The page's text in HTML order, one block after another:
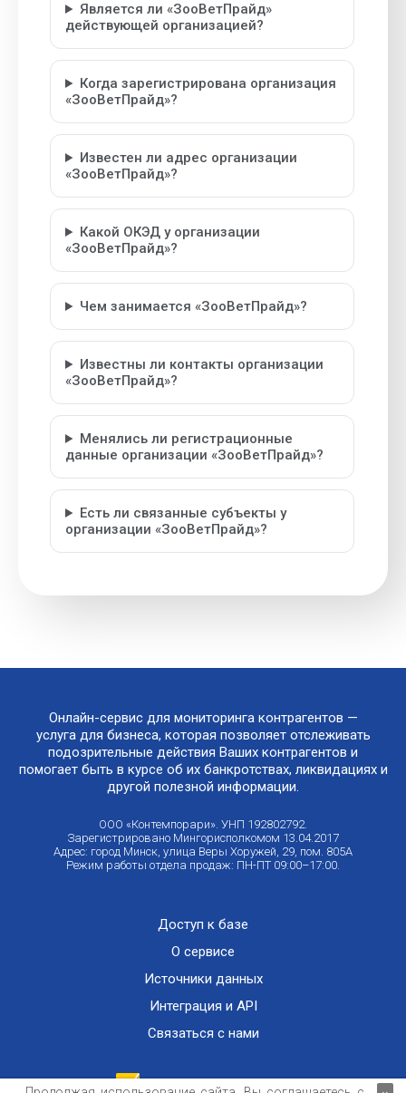
Является ли «ЗооВетПрайд»
действующей организацией?
Когда зарегистрирована организация
«ЗооВетПрайд»?
Известен ли адрес организации
«ЗооВетПрайд»?
Какой ОКЭД у организации
«ЗооВетПрайд»?
Чем занимается «ЗооВетПрайд»?
Известны ли контакты организации
«ЗооВетПрайд»?
Менялись ли регистрационные
данные организации «ЗооВетПрайд»?
Есть ли связанные субъекты у
организации «ЗооВетПрайд»?
Онлайн-сервис для мониторинга контрагентов —
услуга для бизнеса, которая позволяет отслеживать
подозрительные действия Ваших контрагентов и
помогает быть в курсе об их банкротствах, ликвидациях и
другой полезной информации.
ООО «Контемпорари». УНП 192802792.
Зарегистрировано Мингорисполкомом 13.04.2017
Адрес: город Минск, улица Веры Хоружей, 29, пом. 805А
Режим работы отдела продаж: ПН-ПТ 09:00–17:00.
Доступ к базе
О сервисе
Источники данных
Интеграция и API
Связаться с нами